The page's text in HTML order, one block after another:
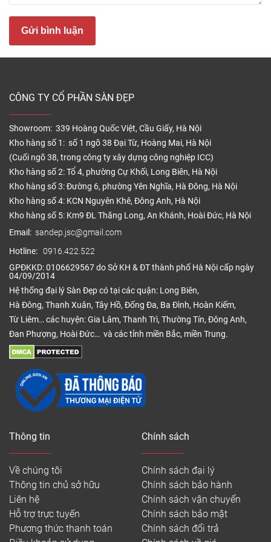
Sàn nhựa vân đá hiện nay được nhập khẩu trực tiếp
Trung Quốc và Việt Nam hiện cũng đã sản xuất
được các dòng ván sàn vinyl giả đá cao cấp chất
lượng. Sàn nhựa giả đá được phân phối nhiều quốc
gia, và cũng ngày càng phổ biến tại Việt Nam, được
nhiều khách hàng biết đến và tin dùng.
Cấu tạo sàn nhựa vân đá – giả đá
Ván sàn nhựa vân đá là ván ốp giả đá dùng trong
lát sàn nội thất trong nhà.
Tấm sàn nhựa giả đá đẹp
Cấu tạo ván sàn bao gồm 5 lớp chính:
– Lớp UV: Lớp này thuộc lớp trên cùng trong suốt,
Gửi bình luận
CÔNG TY CỔ PHẦN SÀN ĐẸP
Showroom: 339 Hoàng Quốc Việt, Cầu Giấy, Hà Nội
Kho hàng số 1: số 1 ngõ 38 Đại Từ, Hoàng Mai, Hà Nội
(Cuối ngõ 38, trong công ty xây dựng công nghiệp ICC)
Kho hàng số 2: Tổ 4, phường Cự Khối, Long Biên, Hà Nội
Kho hàng số 3: Đường 6, phường Yên Nghĩa, Hà Đông, Hà Nội
Kho hàng số 4: KCN Nguyên Khê, Đông Anh, Hà Nội
Kho hàng số 5: Km9 ĐL Thăng Long, An Khánh, Hoài Đức, Hà Nội
Email: sandep.jsc@gmail.com
Hotline: 0916.422.522
GPĐKKD: 0106629567 do Sở KH & ĐT thành phố Hà Nội cấp ngày
04/09/2014
Hệ thống đại lý Sàn Đẹp có tại các quận: Long Biên,
Hà Đông, Thanh Xuân, Tây Hồ, Đống Đa, Ba Đình, Hoàn Kiếm,
Từ Liêm… các huyện: Gia Lâm, Thanh Trì, Thường Tín, Đông Anh,
Đan Phượng, Hoài Đức… và các tỉnh miền Bắc, miền Trung.
Thông tin
Về chúng tôi
Thông tin chủ sở hữu
Liên hệ
Hỗ trợ trực tuyến
Phương thức thanh toán
Chính sách
Chính sách đại lý
Chính sách bảo hành
Chính sách vận chuyển
Chính sách bảo mật
Chính sách đổi trả